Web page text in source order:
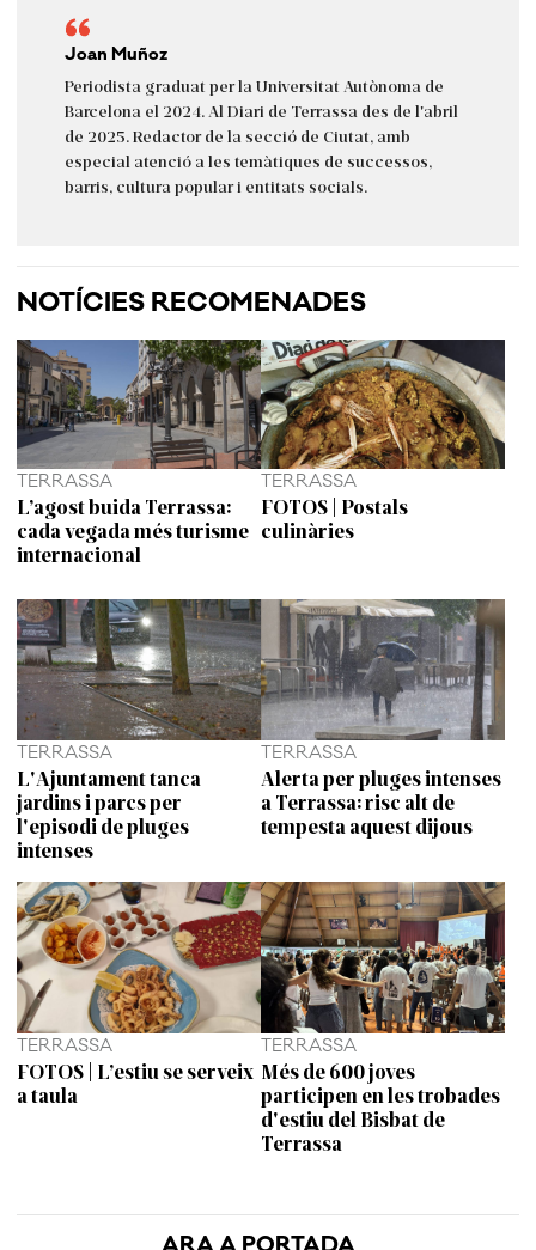
Joan Muñoz
Periodista graduat per la Universitat Autònoma de
Barcelona el 2024. Al Diari de Terrassa des de l'abril
de 2025. Redactor de la secció de Ciutat, amb
especial atenció a les temàtiques de successos,
barris, cultura popular i entitats socials.
NOTÍCIES RECOMENADES
TERRASSA
L’agost buida Terrassa:
cada vegada més turisme
internacional
TERRASSA
FOTOS | Postals
culinàries
TERRASSA
L'Ajuntament tanca
jardins i parcs per
l'episodi de pluges
intenses
TERRASSA
Alerta per pluges intenses
a Terrassa: risc alt de
tempesta aquest dijous
TERRASSA
FOTOS | L’estiu se serveix
a taula
TERRASSA
Més de 600 joves
participen en les trobades
d'estiu del Bisbat de
Terrassa